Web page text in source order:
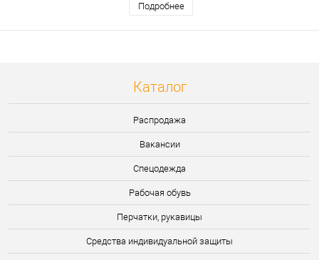
Подробнее
Каталог
Распродажа
Вакансии
Спецодежда
Рабочая обувь
Перчатки, рукавицы
Средства индивидуальной защиты